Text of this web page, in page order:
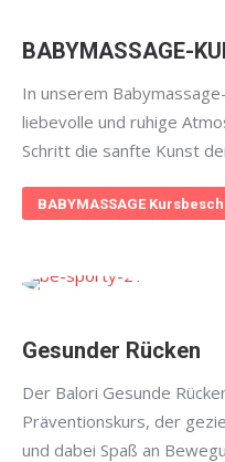
BABYMASSAGE-
In unserem
liebevolle und ruhige
Schritt die sanfte Kunst
BABYMASSAGE
Gesunder Rücken
Der Balori Gesunde
Präventionskurs, der
und dabei Spaß an